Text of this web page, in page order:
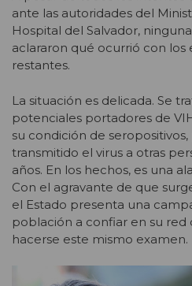
ante las autoridades del
Hospital del Salvador,
aclararon qué ocurrió con los
restantes.
La situación es delicada. Se
potenciales portadores de
su condición de
transmitido el virus a otras
años. En los hechos, es una
Con el agravante de que
el Estado presenta una
población a confiar en su red
hacerse este mismo examen.